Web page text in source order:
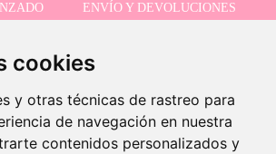
cookies
y otras técnicas de rastreo para
de navegación en nuestra
contenidos personalizados y
ENVÍO Y DEVOLUCIONES
ÚLTIMAS NOVEDADES